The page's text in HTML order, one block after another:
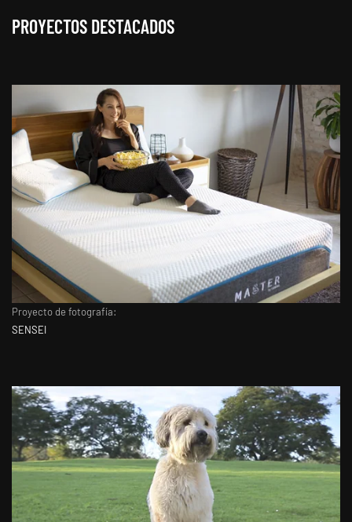
PROYECTOS DESTACADOS
Proyecto de fotografía:
SENSEI